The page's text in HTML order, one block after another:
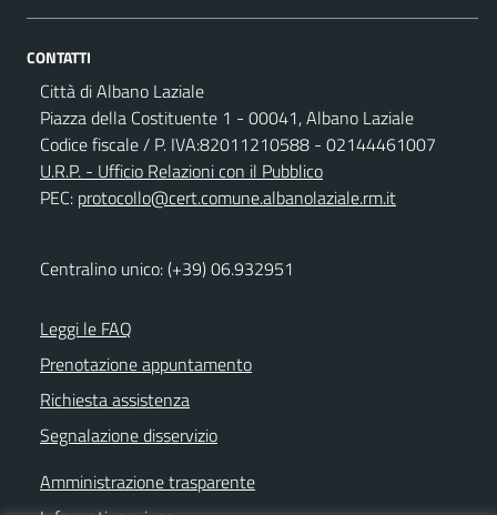
CONTATTI
Città di Albano Laziale
Piazza della Costituente 1 - 00041, Albano Laziale
Codice fiscale / P. IVA:82011210588 - 02144461007
U.R.P. - Ufficio Relazioni con il Pubblico
PEC: protocollo@cert.comune.albanolaziale.rm.it
Centralino unico: (+39) 06.932951
Leggi le FAQ
Prenotazione appuntamento
Richiesta assistenza
Segnalazione disservizio
Amministrazione trasparente